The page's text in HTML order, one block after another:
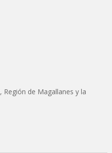
, Región de Magallanes y la